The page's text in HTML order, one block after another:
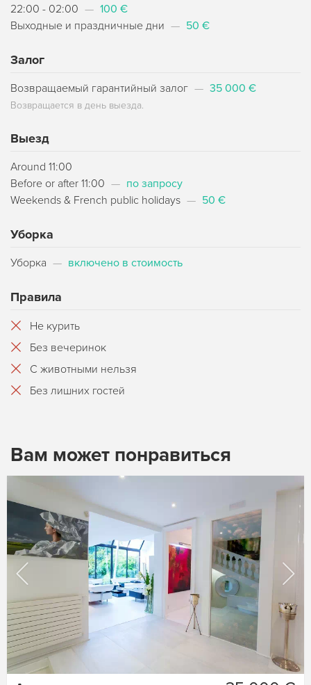
22:00 - 02:00 — 100 €
Выходные и праздничные дни — 50 €
Залог
Возвращаемый гарантийный залог — 35 000 €
Возвращается в день выезда.
Выезд
Around 11:00
Before or after 11:00 — по запросу
Weekends & French public holidays — 50 €
Уборка
Уборка — включено в стоимость
Правила
Не курить
Без вечеринок
С животными нельзя
Без лишних гостей
Вам может понравиться